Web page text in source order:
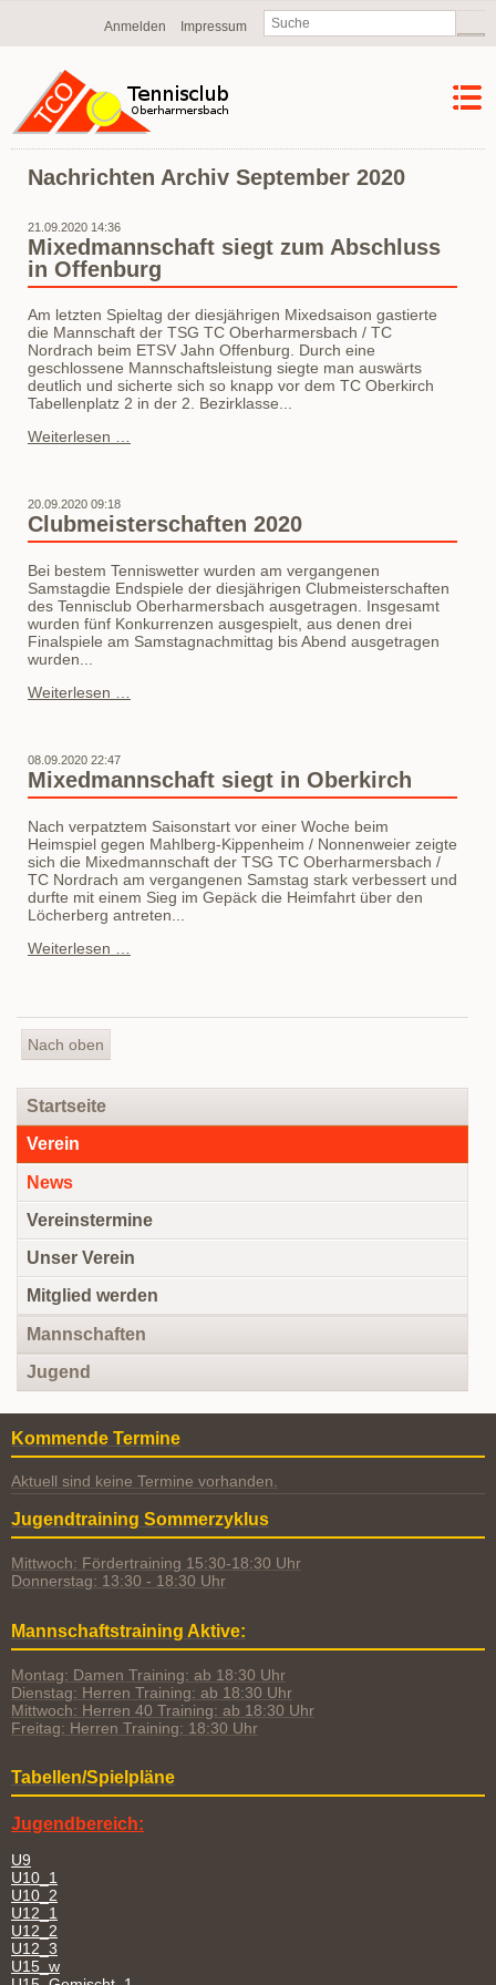
Navigation
Anmelden Impressum
Nachrichten Archiv September 2020
21.09.2020 14:36
Mixedmannschaft siegt zum Abschluss
in Offenburg
Am letzten Spieltag der diesjährigen Mixedsaison gastierte
die Mannschaft der TSG TC Oberharmersbach / TC
Nordrach beim ETSV Jahn Offenburg. Durch eine
geschlossene Mannschaftsleistung siegte man auswärts
deutlich und sicherte sich so knapp vor dem TC Oberkirch
Tabellenplatz 2 in der 2. Bezirklasse...
Weiterlesen …
Offenburg
20.09.2020 09:18
Clubmeisterschaften 2020
Bei bestem Tenniswetter wurden am vergangenen
Samstagdie Endspiele der diesjährigen Clubmeisterschaften
des Tennisclub Oberharmersbach ausgetragen. Insgesamt
wurden fünf Konkurrenzen ausgespielt, aus denen drei
Finalspiele am Samstagnachmittag bis Abend ausgetragen
wurden...
Weiterlesen …
08.09.2020 22:47
Mixedmannschaft siegt in Oberkirch
Nach verpatztem Saisonstart vor einer Woche beim
Heimspiel gegen Mahlberg-Kippenheim / Nonnenweier zeigte
sich die Mixedmannschaft der TSG TC Oberharmersbach /
TC Nordrach am vergangenen Samstag stark verbessert und
durfte mit einem Sieg im Gepäck die Heimfahrt über den
Löcherberg antreten...
Weiterlesen …
Nach oben
Navigation
überspringen
Startseite
Verein
News
Vereinstermine
Unser Verein
Mitglied werden
Mannschaften
Jugend
Kommende Termine
Aktuell sind keine Termine vorhanden.
Jugendtraining Sommerzyklus
Mittwoch: Fördertraining 15:30-18:30 Uhr
Donnerstag: 13:30 - 18:30 Uhr
Mannschaftstraining Aktive:
Montag: Damen Training: ab 18:30 Uhr
Dienstag: Herren Training: ab 18:30 Uhr
Mittwoch: Herren 40 Training: ab 18:30 Uhr
Freitag: Herren Training: 18:30 Uhr
Tabellen/Spielpläne
Jugendbereich:
U9
U10_1
U10_2
U12_1
U12_2
U12_3
U15_w